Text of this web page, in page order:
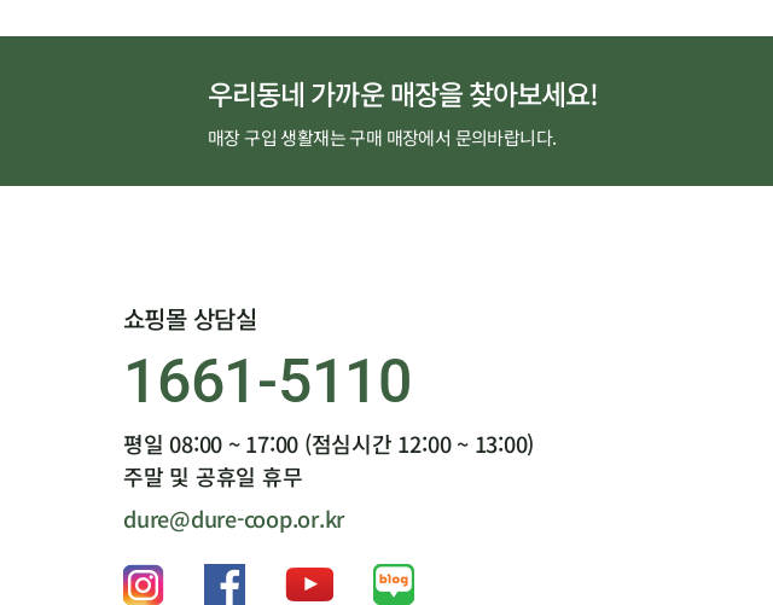
우리동네 가까운 매장을 찾아보세요!
매장 구입 생활재는 구매 매장에서 문의바랍니다.
쇼핑몰 상담실
1661-5110
평일 08:00 ~ 17:00 (점심시간 12:00 ~ 13:00)
주말 및 공휴일 휴무
dure@dure-coop.or.kr